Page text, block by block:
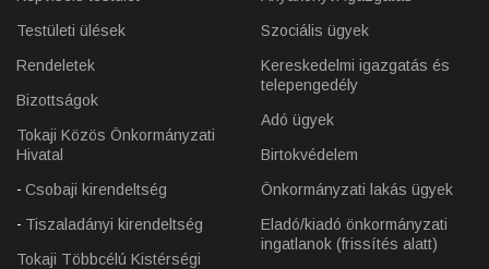
Testületi ülések
Rendeletek
Bizottságok
Tokaji Közös Önkormányzati
Hivatal
Csobaji kirendeltség
Tiszaladányi kirendeltség
Tokaji Többcélú Kistérségi
Szociális ügyek
Kereskedelmi igazgatás és
telepengedély
Adó ügyek
Birtokvédelem
Önkormányzati lakás ügyek
Eladó/kiadó önkormányzati
ingatlanok (frissítés alatt)